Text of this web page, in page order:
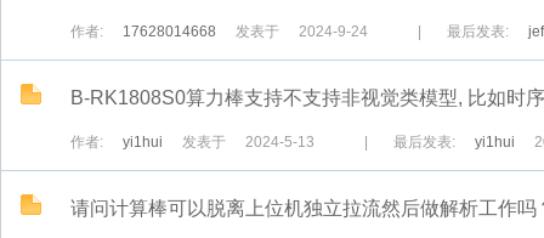
作者: 17628014668 发表于 2024-9-24 最后发表:
B-RK1808S0算力棒支持不支持非视觉类模型, 比如时
作者: yi1hui 发表于 2024-5-13 最后发表: yi1hui
请问计算棒可以脱离上位机独立拉流然后做解析工作吗